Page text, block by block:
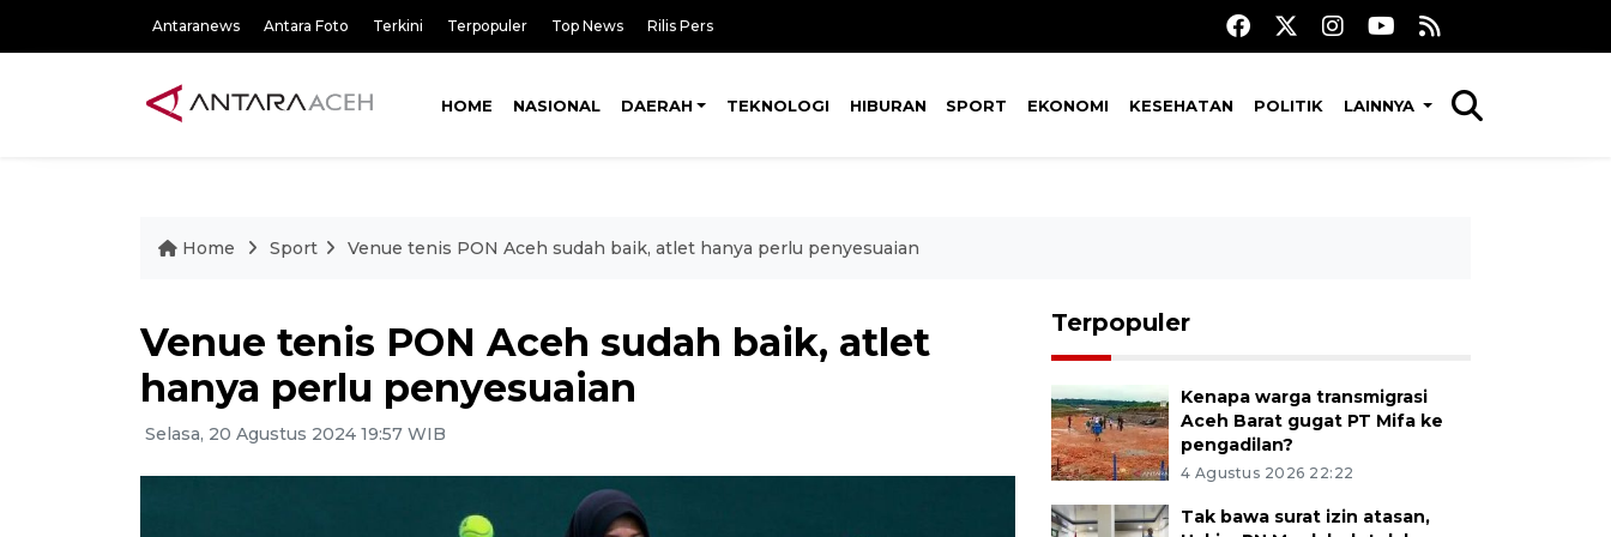
Antaranews Antara Foto Terkini Terpopuler Top News Rilis Pers
HOME NASIONAL DAERAH TEKNOLOGI HIBURAN SPORT EKONOMI KESEHATAN POLITIK LAINNYA
Home Sport Venue tenis PON Aceh sudah baik, atlet hanya perlu penyesuaian
Venue tenis PON Aceh sudah baik, atlet
hanya perlu penyesuaian
Selasa, 20 Agustus 2024 19:57 WIB
Terpopuler
Kenapa warga transmigrasi
Aceh Barat gugat PT Mifa ke
pengadilan?
4 Agustus 2026 22:22
Tak bawa surat izin atasan,